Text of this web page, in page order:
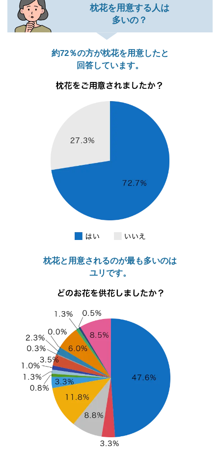
枕花を用意する人は
多いの？
約72％の方が枕花を用意したと
回答しています。
枕花と用意されるのが最も多いのは
ユリです。